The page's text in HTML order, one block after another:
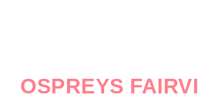
OSPREYS